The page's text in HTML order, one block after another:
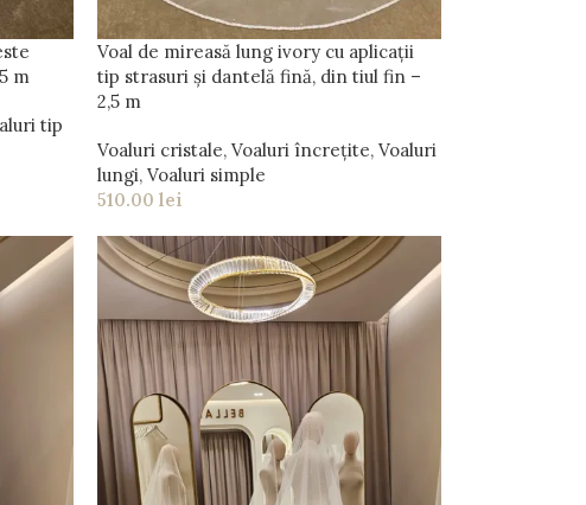
m
tip
Voal de mireasă lung ivory cu aplicații
tip strasuri și dantelă fină, din tiul fin –
2,5 m
Voaluri cristale, Voaluri încrețite, Voaluri
lungi, Voaluri simple
510.00lei